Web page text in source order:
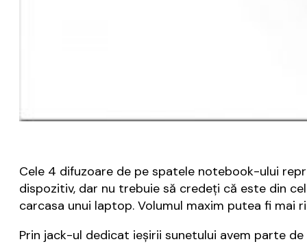
Cele 4 difuzoare de pe spatele notebook-ului
dispozitiv, dar nu trebuie să credeți că este din
carcasa unui laptop. Volumul maxim putea fi mai
Prin jack-ul dedicat ieșirii sunetului avem parte